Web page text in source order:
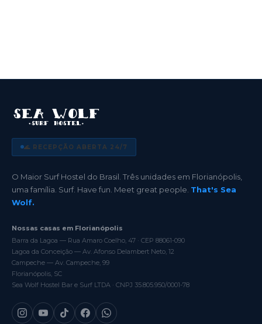
🌊 RECEPÇÃO ABERTA 24/7
O Maior Surf Hostel do Brasil. Três unidades em Florianópolis,
uma família. Surf. Have fun. Meet great people. That's Sea
Wolf.
Nossas casas em Florianópolis
Barra da Lagoa — Rua Amaro Coelho, 47 · CEP 88061-090
Lagoa da Conceição — Av. Afonso Delambert Neto, 12
Campeche — Av. Campeche, 99
Florianópolis, SC
Sea Wolf Hostel Bar e Surf LTDA · CNPJ 35.805.950/0001-78